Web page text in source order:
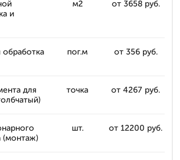
и
м2 от 3658 руб.
обработка
пог.м от 356 руб.
для
точка от 4267 руб.
(монтаж)
шт. от 12200 руб.